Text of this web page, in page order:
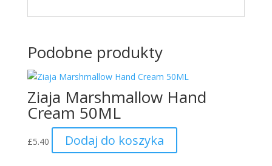
Podobne produkty
Ziaja Marshmallow Hand
Cream 50ML
£5.40 Dodaj do koszyka